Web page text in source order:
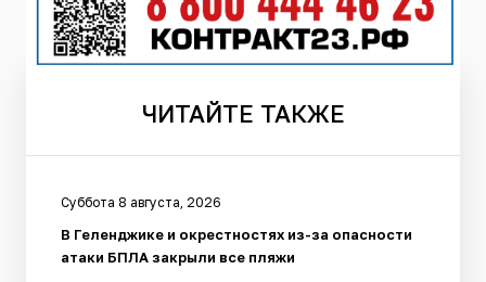
ЧИТАЙТЕ ТАКЖЕ
Суббота 8 августа, 2026
В Геленджике и окрестностях из-за опасности
атаки БПЛА закрыли все пляжи